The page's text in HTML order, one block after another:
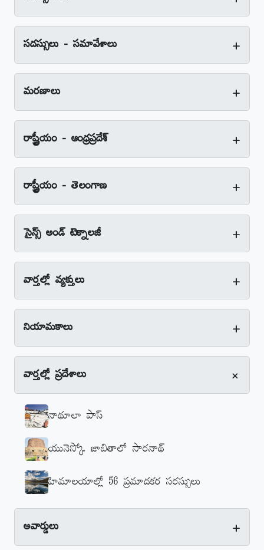
సదస్సులు - సమావేశాలు +
మరణాలు +
రాష్ట్రీయం - ఆంధ్రప్రదేశ్‌ +
రాష్ట్రీయం - తెలంగాణ +
సైన్స్‌ అండ్‌ టెక్నాలజీ +
వార్తల్లో వ్యక్తులు +
నియామకాలు +
వార్తల్లో ప్రదేశాలు +
నాథూలా పాస్‌
యునెస్కో జాబితాలో సారనాథ్‌
హిమాలయాల్లో 56 ప్రమాదకర సరస్సులు
అవార్డులు +